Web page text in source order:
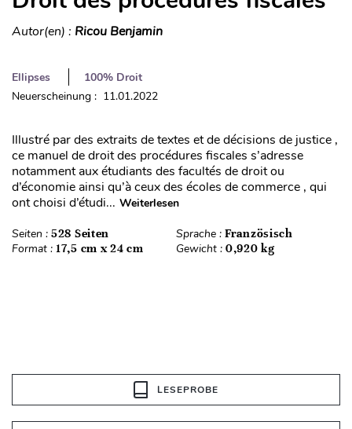
Autor(en) : Ricou Benjamin
Ellipses
100% Droit
Neuerscheinung : 11.01.2022
Illustré par des extraits de textes et de décisions de justice ,
ce manuel de droit des procédures fiscales s’adresse
notamment aux étudiants des facultés de droit ou
d’économie ainsi qu’à ceux des écoles de commerce , qui
ont choisi d’étudi... Weiterlesen
Seiten : 528 Seiten Sprache : Französisch
Format : 17,5 cm x 24 cm Gewicht : 0,920 kg
LESEPROBE